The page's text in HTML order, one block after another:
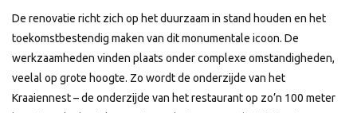
De renovatie richt zich op het duurzaam in stand houden en het
toekomstbestendig maken van dit monumentale icoon. De
werkzaamheden vinden plaats onder complexe omstandigheden,
veelal op grote hoogte. Zo wordt de onderzijde van het
Kraaiennest – de onderzijde van het restaurant op zo’n 100 meter